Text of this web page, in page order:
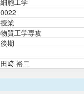
細胞工学
0022
授業
物質工学専攻
後期
田﨑 裕二